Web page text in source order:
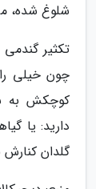
شلوغ شده،
تکثیر
چون خیلی
کوچکش به
دارید: یا
گلدان